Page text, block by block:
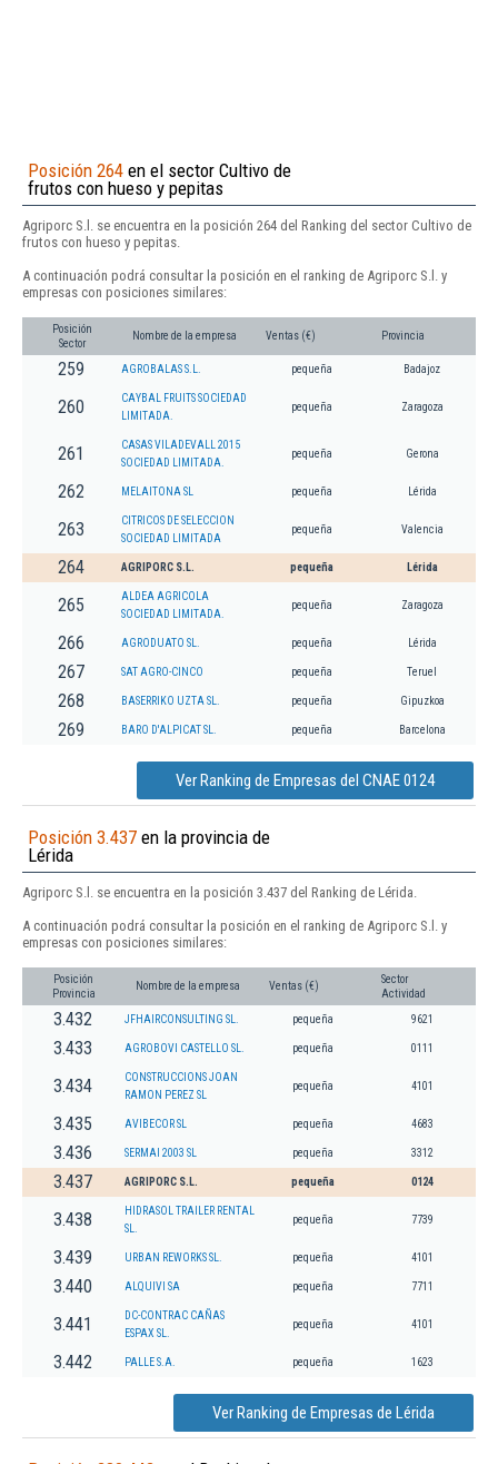
Posición 264 en el sector Cultivo de
frutos con hueso y pepitas
Agriporc S.l. se encuentra en la posición 264 del Ranking del sector Cultivo de
frutos con hueso y pepitas.
A continuación podrá consultar la posición en el ranking de Agriporc S.l. y
empresas con posiciones similares:
Posición
Sector
Nombre de la empresa Ventas (€) Provincia
259 AGROBALAS S.L. pequeña Badajoz
260
CAYBAL FRUITS SOCIEDAD
LIMITADA.
pequeña Zaragoza
261
CASAS VILADEVALL 2015
SOCIEDAD LIMITADA.
pequeña Gerona
262 MELAITONA SL pequeña Lérida
263
CITRICOS DE SELECCION
SOCIEDAD LIMITADA
pequeña Valencia
264 AGRIPORC S.L. pequeña Lérida
265
ALDEA AGRICOLA
SOCIEDAD LIMITADA.
pequeña Zaragoza
266 AGRODUATO SL. pequeña Lérida
267 SAT AGRO-CINCO pequeña Teruel
268 BASERRIKO UZTA SL. pequeña Gipuzkoa
269 BARO D'ALPICAT SL. pequeña Barcelona
Ver Ranking de Empresas del CNAE 0124
Posición 3.437 en la provincia de
Lérida
Agriporc S.l. se encuentra en la posición 3.437 del Ranking de Lérida.
A continuación podrá consultar la posición en el ranking de Agriporc S.l. y
empresas con posiciones similares:
Posición
Provincia
Nombre de la empresa Ventas (€)
Sector
Actividad
3.432 JFHAIRCONSULTING SL. pequeña 9621
3.433 AGROBOVI CASTELLO SL. pequeña 0111
3.434
CONSTRUCCIONS JOAN
RAMON PEREZ SL
pequeña 4101
3.435 AVIBECOR SL pequeña 4683
3.436 SERMAI 2003 SL pequeña 3312
3.437 AGRIPORC S.L. pequeña 0124
3.438
HIDRASOL TRAILER RENTAL
SL.
pequeña 7739
3.439 URBAN REWORKS SL. pequeña 4101
3.440 ALQUIVI SA pequeña 7711
3.441
DC-CONTRAC CAÑAS
ESPAX SL.
pequeña 4101
3.442 PALLE S.A. pequeña 1623
Ver Ranking de Empresas de Lérida